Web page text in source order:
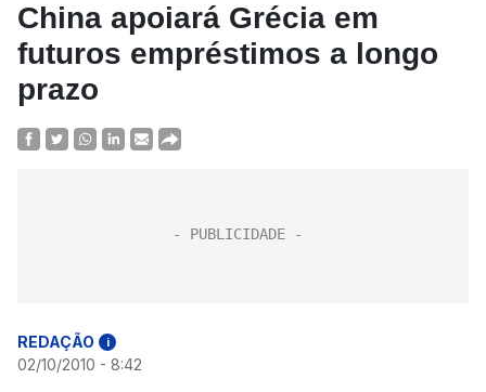
China apoiará Grécia em
futuros empréstimos a longo
prazo
REDAÇÃO i
02/10/2010 - 8:42